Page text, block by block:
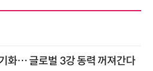
화… 글로벌 3강 동력 꺼져간다